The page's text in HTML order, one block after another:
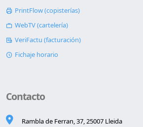
PrintFlow (copisterías)
WebTV (cartelería)
VeriFactu (facturación)
Fichaje horario
Contacto
Rambla de Ferran, 37, 25007 Lleida